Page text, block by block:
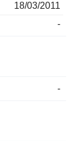
18/03/2011
-
-